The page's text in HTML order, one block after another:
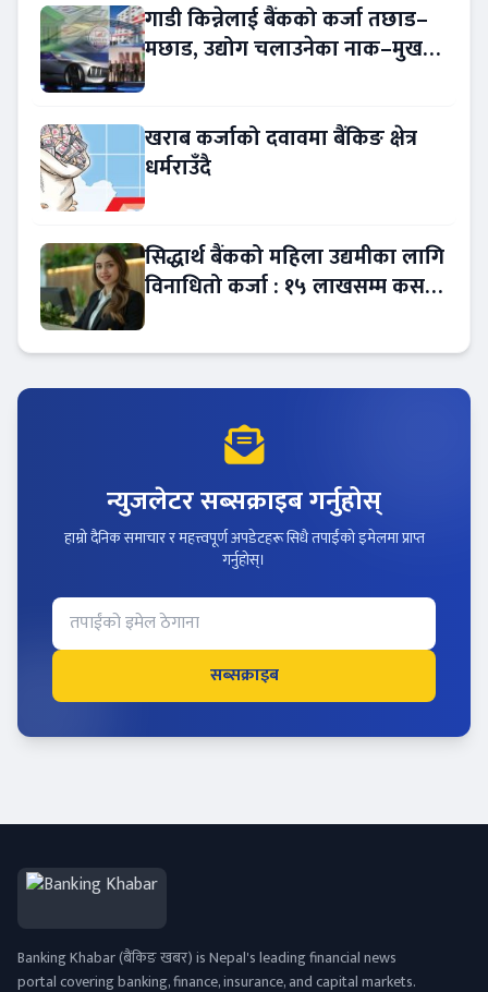
गाडी किन्नेलाई बैंकको कर्जा तछाड–
मछाड, उद्योग चलाउनेका नाक–मुख
खराब कर्जाको दवावमा बैंकिङ क्षेत्र
धर्मराउँदै
सिद्धार्थ बैंकको महिला उद्यमीका लागि
विनाधितो कर्जा : १५ लाखसम्म कसरी
न्युजलेटर सब्सक्राइब गर्नुहोस्
हाम्रो दैनिक समाचार र महत्त्वपूर्ण अपडेटहरू सिधै तपाईंको इमेलमा प्राप्त
गर्नुहोस्।
सब्सक्राइब
Banking Khabar (बैंकिङ खबर) is Nepal's leading financial news
portal covering banking, finance, insurance, and capital markets.